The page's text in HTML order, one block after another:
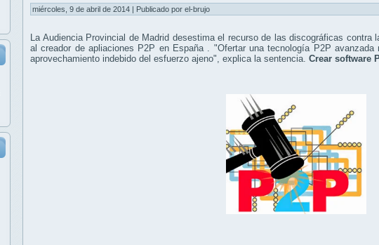
miércoles, 9 de abril de 2014 | Publicado por el-brujo
La Audiencia Provincial de Madrid desestima el recurso de las discográficas
al creador de apliaciones P2P en España . "Ofertar una tecnología P2P
aprovechamiento indebido del esfuerzo ajeno", explica la sentencia. Crear software